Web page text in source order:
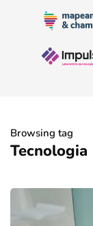
Browsing tag
Tecnologia